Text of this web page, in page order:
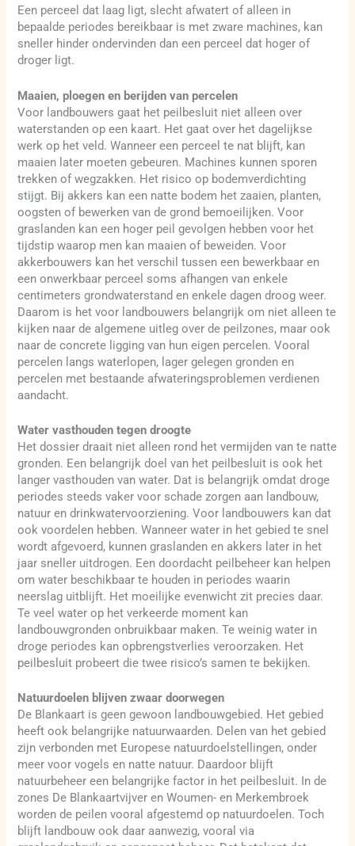
Een perceel dat laag ligt, slecht afwatert of alleen in
bepaalde periodes bereikbaar is met zware machines, kan
sneller hinder ondervinden dan een perceel dat hoger of
droger ligt.
Maaien, ploegen en berijden van percelen
Voor landbouwers gaat het peilbesluit niet alleen over
waterstanden op een kaart. Het gaat over het dagelijkse
werk op het veld. Wanneer een perceel te nat blijft, kan
maaien later moeten gebeuren. Machines kunnen sporen
trekken of wegzakken. Het risico op bodemverdichting
stijgt. Bij akkers kan een natte bodem het zaaien, planten,
oogsten of bewerken van de grond bemoeilijken. Voor
graslanden kan een hoger peil gevolgen hebben voor het
tijdstip waarop men kan maaien of beweiden. Voor
akkerbouwers kan het verschil tussen een bewerkbaar en
een onwerkbaar perceel soms afhangen van enkele
centimeters grondwaterstand en enkele dagen droog weer.
Daarom is het voor landbouwers belangrijk om niet alleen te
kijken naar de algemene uitleg over de peilzones, maar ook
naar de concrete ligging van hun eigen percelen. Vooral
percelen langs waterlopen, lager gelegen gronden en
percelen met bestaande afwateringsproblemen verdienen
aandacht.
Water vasthouden tegen droogte
Het dossier draait niet alleen rond het vermijden van te natte
gronden. Een belangrijk doel van het peilbesluit is ook het
langer vasthouden van water. Dat is belangrijk omdat droge
periodes steeds vaker voor schade zorgen aan landbouw,
natuur en drinkwatervoorziening. Voor landbouwers kan dat
ook voordelen hebben. Wanneer water in het gebied te snel
wordt afgevoerd, kunnen graslanden en akkers later in het
jaar sneller uitdrogen. Een doordacht peilbeheer kan helpen
om water beschikbaar te houden in periodes waarin
neerslag uitblijft. Het moeilijke evenwicht zit precies daar.
Te veel water op het verkeerde moment kan
landbouwgronden onbruikbaar maken. Te weinig water in
droge periodes kan opbrengstverlies veroorzaken. Het
peilbesluit probeert die twee risico’s samen te bekijken.
Natuurdoelen blijven zwaar doorwegen
De Blankaart is geen gewoon landbouwgebied. Het gebied
heeft ook belangrijke natuurwaarden. Delen van het gebied
zijn verbonden met Europese natuurdoelstellingen, onder
meer voor vogels en natte natuur. Daardoor blijft
natuurbeheer een belangrijke factor in het peilbesluit. In de
zones De Blankaartvijver en Woumen- en Merkembroek
worden de peilen vooral afgestemd op natuurdoelen. Toch
blijft landbouw ook daar aanwezig, vooral via